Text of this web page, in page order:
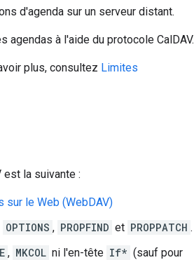
d'agenda sur un serveur distant.
agendas à l'aide du protocole CalDAV.
plus, consultez Limites
est la suivante :
sur le Web (WebDAV)
OPTIONS , PROPFIND et PROPPATCH .
, MKCOL ni l'en-tête If* (sauf pour